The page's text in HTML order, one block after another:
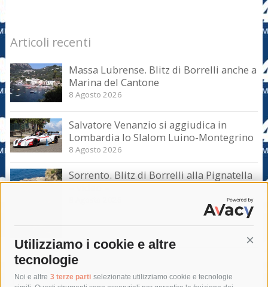
Utilizziamo i cookie e altre
tecnologie
Noi e altre 3 terze parti selezionate utilizziamo cookie e tecnologie
Articoli recenti
Massa Lubrense. Blitz di Borrelli anche a
Marina del Cantone
8 Agosto 2026
Salvatore Venanzio si aggiudica in
Lombardia lo Slalom Luino-Montegrino
8 Agosto 2026
Sorrento. Blitz di Borrelli alla Pignatella
– video –
Tag